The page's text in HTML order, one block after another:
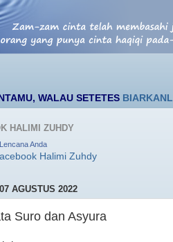
SETETESBIARKANLAH : HATI,
HALIMI ZUHDY
Anda
AGUSTUS 2022
Suro dan Asyura